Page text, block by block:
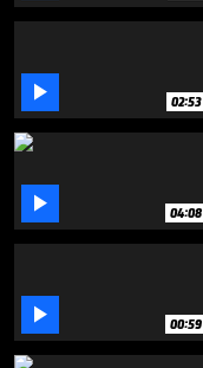
 02:53
 04:08
 00:59